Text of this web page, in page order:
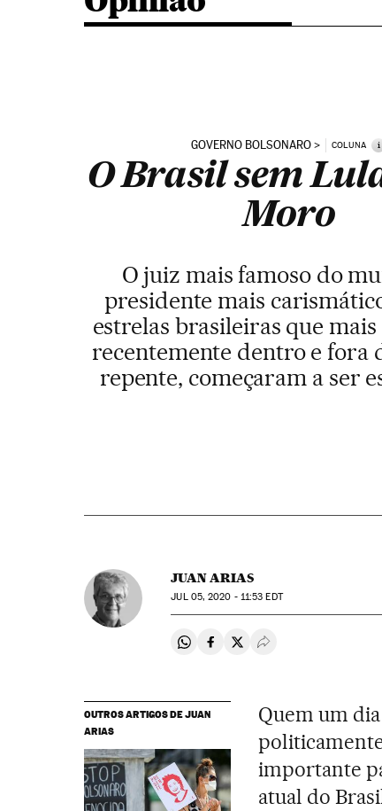
GOVERNO BOLSONARO COLUNA i
O Brasil sem
Moro
O juiz mais famoso do
presidente mais
estrelas brasileiras que
recentemente dentro e fora
repente, começaram a ser
JUAN ARIAS
JUL05, 2020 - 11:53 EDT
Compartir en Whatsapp
Compartir en Facebook
Compartir en Twitter
Desplegar Redes
OUTROS ARTIGOS DE JUAN
ARIAS
Quem um
importante
atual do